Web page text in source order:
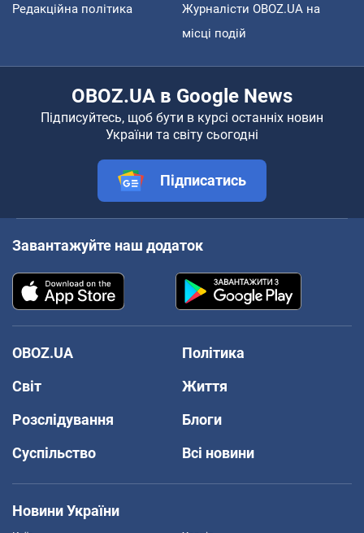
Редакційна політика
Журналісти OBOZ.UA на
місці подій
OBOZ.UA в Google News
Підписуйтесь, щоб бути в курсі останніх новин
України та світу сьогодні
Підписатись
Завантажуйте наш додаток
OBOZ.UA
Політика
Світ
Життя
Розслідування
Блоги
Суспільство
Всі новини
Новини України